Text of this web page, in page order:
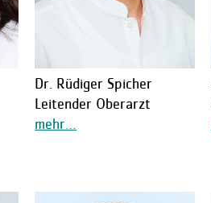
Dr. Rüdiger Spicher
Leitender Oberarzt